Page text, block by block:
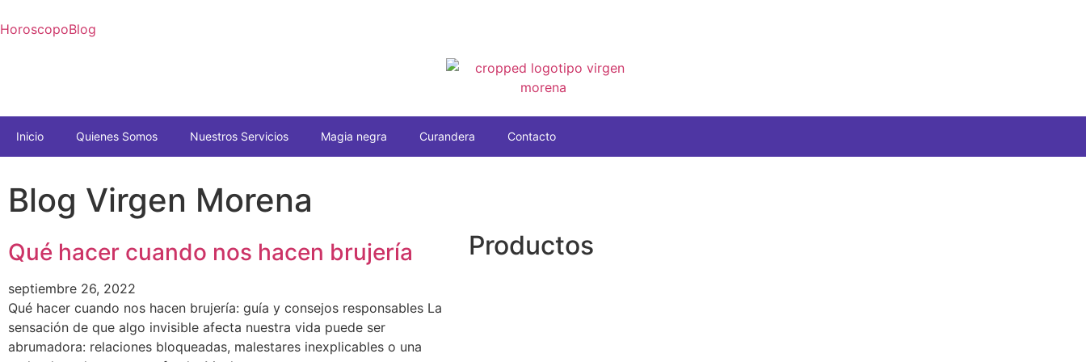
HoroscopoBlog
Inicio Quienes Somos Nuestros Servicios Magia negra Curandera Contacto
Blog Virgen Morena
Qué hacer cuando nos hacen brujería
septiembre 26, 2022
Qué hacer cuando nos hacen brujería: guía y consejos responsables La
sensación de que algo invisible afecta nuestra vida puede ser
abrumadora: relaciones bloqueadas, malestares inexplicables o una
Productos